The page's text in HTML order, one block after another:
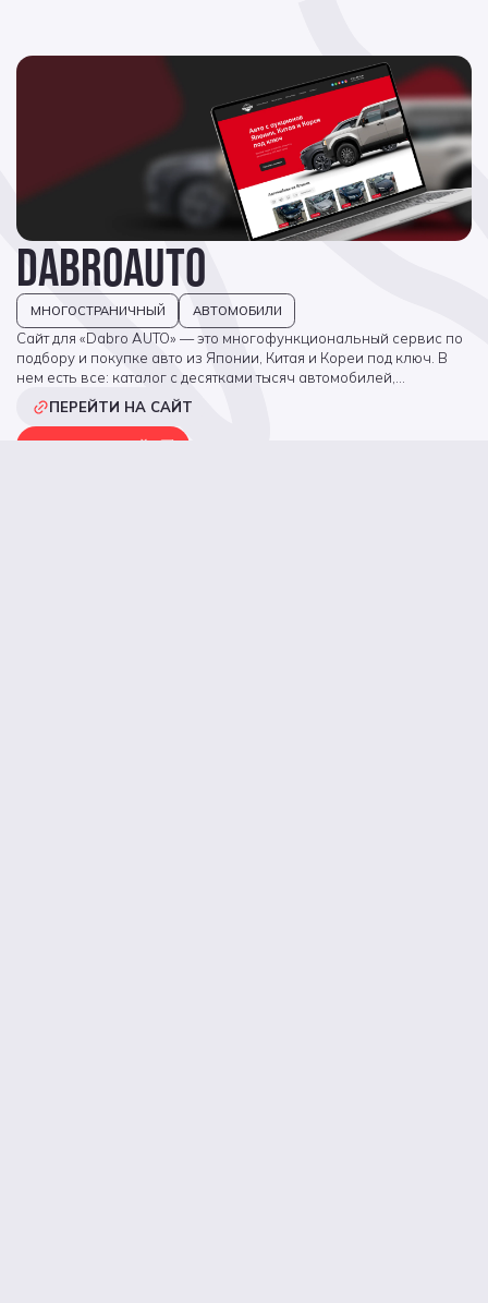
DABROAUTO
МНОГОСТРАНИЧНЫЙ АВТОМОБИЛИ
Сайт для «Dabro AUTO» — это многофункциональный сервис по
подбору и покупке авто из Японии, Китая и Кореи под ключ. В
нем есть все: каталог с десятками тысяч автомобилей,
детальные фильтры поиска по любым параметрам, прозрачный
расчет стоимости, Telegram-бот для быстрого получения цены,
калькулятор доставки.
ПЕРЕЙТИ НА САЙТ